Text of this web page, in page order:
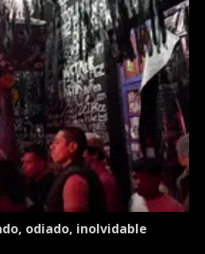
odiado, inolvidable